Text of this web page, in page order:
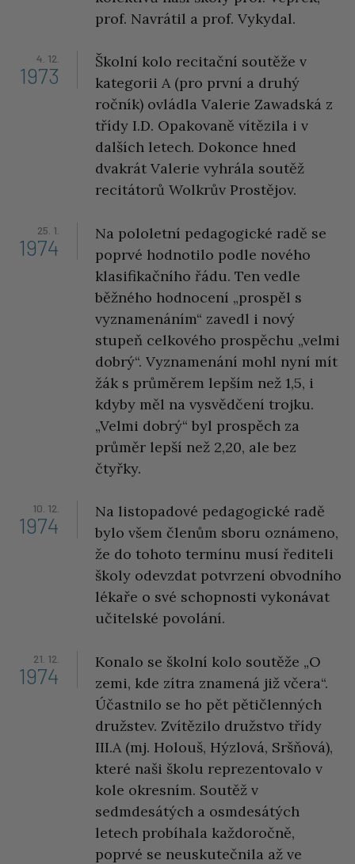
prof. Navrátil a prof. Vykydal.
4. 12.
1973
Školní kolo recitační soutěže v
kategorii A (pro první a druhý
ročník) ovládla Valerie Zawadská z
třídy I.D. Opakovaně vítězila i v
dalších letech. Dokonce hned
dvakrát Valerie vyhrála soutěž
recitátorů Wolkrův Prostějov.
25. 1.
1974
Na pololetní pedagogické radě se
poprvé hodnotilo podle nového
klasifikačního řádu. Ten vedle
běžného hodnocení „prospěl s
vyznamenáním“ zavedl i nový
stupeň celkového prospěchu „velmi
dobrý“. Vyznamenání mohl nyní mít
žák s průměrem lepším než 1,5, i
kdyby měl na vysvědčení trojku.
„Velmi dobrý“ byl prospěch za
průměr lepší než 2,20, ale bez
čtyřky.
10. 12.
1974
Na listopadové pedagogické radě
bylo všem členům sboru oznámeno,
že do tohoto termínu musí řediteli
školy odevzdat potvrzení obvodního
lékaře o své schopnosti vykonávat
učitelské povolání.
21. 12.
1974
Konalo se školní kolo soutěže „O
zemi, kde zítra znamená již včera“.
Účastnilo se ho pět pětičlenných
družstev. Zvítězilo družstvo třídy
III.A (mj. Holouš, Hýzlová, Sršňová),
které naši školu reprezentovalo v
kole okresním. Soutěž v
sedmdesátých a osmdesátých
letech probíhala každoročně,
poprvé se neuskutečnila až ve